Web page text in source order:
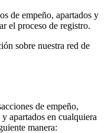
de empeño, apartados y
el proceso de registro.
sobre nuestra red de
de empeño,
apartados en cualquiera
manera: